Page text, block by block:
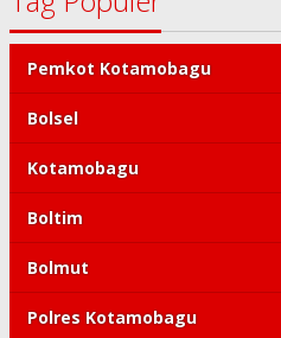
Pemkot Kotamobagu
Bolsel
Kotamobagu
Boltim
Bolmut
Polres Kotamobagu